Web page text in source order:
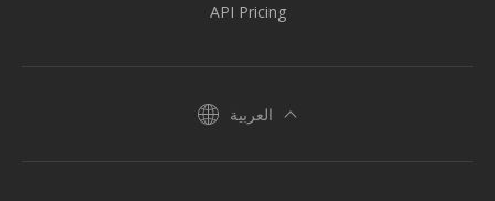
API Pricing
العربية